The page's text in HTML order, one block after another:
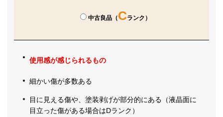
中古良品（Cランク）
使用感が感じられるもの
細かい傷が多数ある
目に見える傷や、塗装剥げが部分的にある（液晶面に
目立った傷がある場合はDランク）